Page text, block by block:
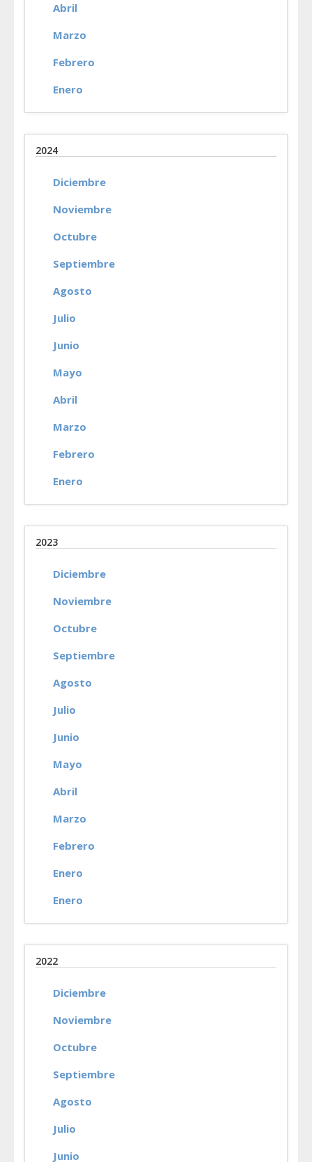
Abril
Marzo
Febrero
Enero
2024
Diciembre
Noviembre
Octubre
Septiembre
Agosto
Julio
Junio
Mayo
Abril
Marzo
Febrero
Enero
2023
Diciembre
Noviembre
Octubre
Septiembre
Agosto
Julio
Junio
Mayo
Abril
Marzo
Febrero
Enero
Enero
2022
Diciembre
Noviembre
Octubre
Septiembre
Agosto
Julio
Junio